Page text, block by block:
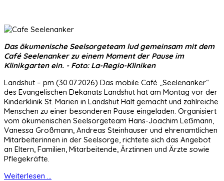
Das ökumenische Seelsorgeteam lud gemeinsam mit dem
Café Seelenanker zu einem Moment der Pause im
Klinikgarten ein. - Foto: La-Regio-Kliniken
Landshut – pm (30.07.2026) Das mobile Café „Seelenanker“
des Evangelischen Dekanats Landshut hat am Montag vor der
Kinderklinik St. Marien in Landshut Halt gemacht und zahlreiche
Menschen zu einer besonderen Pause eingeladen. Organisiert
vom ökumenischen Seelsorgeteam Hans-Joachim Leßmann,
Vanessa Großmann, Andreas Steinhauser und ehrenamtlichen
Mitarbeiterinnen in der Seelsorge, richtete sich das Angebot
an Eltern, Familien, Mitarbeitende, Ärztinnen und Ärzte sowie
Pflegekräfte.
Weiterlesen ...